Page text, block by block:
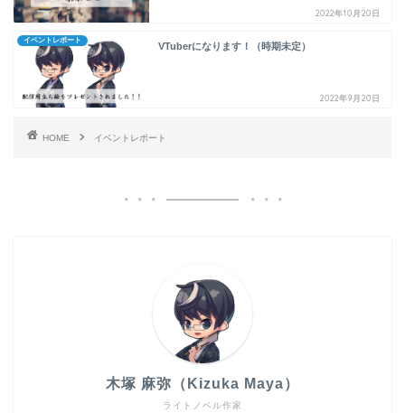
2022年10月20日
イベントレポート
VTuberになります！（時期未定）
2022年9月20日
HOME イベントレポート
ライトノベル作家
木塚 麻弥（Kizuka Maya）